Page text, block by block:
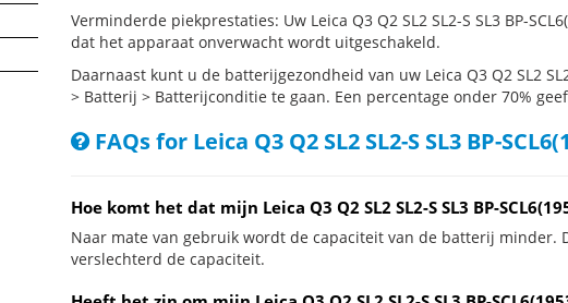
Verminderde piekprestaties: Uw Leica Q3 Q2 SL2 SL2-S SL3 BP-
dat het apparaat onverwacht wordt uitgeschakeld.
Daarnaast kunt u de batterijgezondheid van uw Leica Q3 Q2 SL2
> Batterij > Batterijconditie te gaan. Een percentage onder 70%
FAQs for Leica Q3 Q2 SL2 SL2-S SL3 BP-
Hoe komt het dat mijn Leica Q3 Q2 SL2 SL2-S SL3 BP-
Naar mate van gebruik wordt de capaciteit van de batterij minder.
verslechterd de capaciteit.